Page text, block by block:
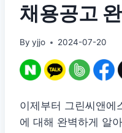
채용공고
By yjjo 2024-07-20
이제부터 그린씨앤에
에 대해 완벽하게 알